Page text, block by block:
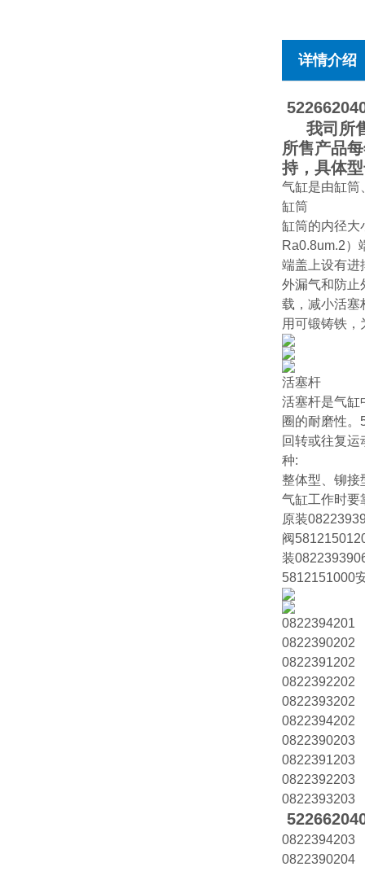
详情介绍
我司所售
所售产品
持，具体
气缸是由缸筒
缸筒
缸筒的内径大
Ra0.8um.2）
端盖上设有进
外漏气和防止
载，减小活塞
用可锻铸铁
活塞杆
活塞杆是气缸
圈的耐磨性。
回转或往复
种:
整体型、铆接
气缸工作时要
原装
阀
装
5812151000
0822394201
0822390202
0822391202
0822392202
0822393202
0822394202
0822390203
0822391203
0822392203
0822393203
0822394203
0822390204